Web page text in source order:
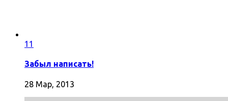
11
Забыл написать!
28 Мар, 2013